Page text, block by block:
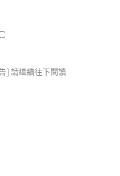
] 請繼續往下閱讀